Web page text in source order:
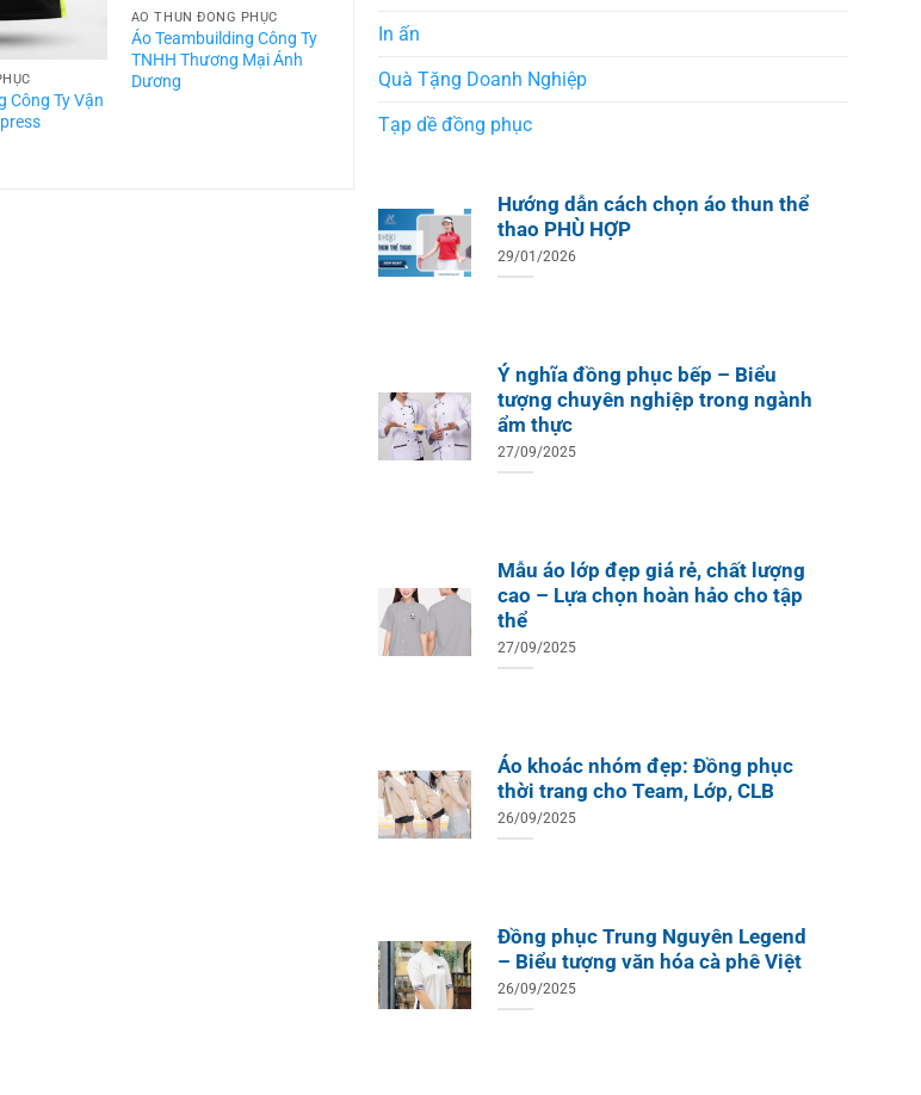
Công Ty Vận
ÁO THUN ĐỒNG PHỤC
Áo Teambuilding Công Ty
TNHH Thương Mại Ánh
Dương
ÁO THUN ĐỒNG PHỤC
Thủy Sản Biển Xanh
In ấn
Quà Tặng Doanh Nghiệp
Tạp dề đồng phục
Hướng dẫn cách chọn áo thun thể
thao PHÙ HỢP
29/01/2026
Ý nghĩa đồng phục bếp – Biểu
tượng chuyên nghiệp trong ngành
ẩm thực
27/09/2025
Mẫu áo lớp đẹp giá rẻ, chất lượng
cao – Lựa chọn hoàn hảo cho tập
thể
27/09/2025
Áo khoác nhóm đẹp: Đồng phục
thời trang cho Team, Lớp, CLB
26/09/2025
Đồng phục Trung Nguyên Legend
– Biểu tượng văn hóa cà phê Việt
26/09/2025